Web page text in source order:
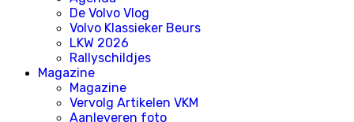
De Volvo Vlog
Volvo Klassieker Beurs
LKW 2026
Rallyschildjes
Magazine
Magazine
Vervolg Artikelen VKM
Aanleveren foto